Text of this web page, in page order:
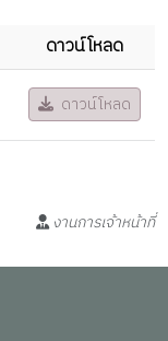
ดาวน์โหลด
ดาวน์โหลด
งานการเจ้าหน้าที่